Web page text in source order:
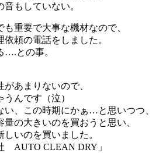
もしていない。
重要で大事な機材なので、
頼の電話をしました。
….との事。
あまりないので、
んです（泣）
い、この時期にかぁ…と思いつつ、
の大きいのを買おうと思い、
いのを買いました。
AUTO CLEAN DRY」